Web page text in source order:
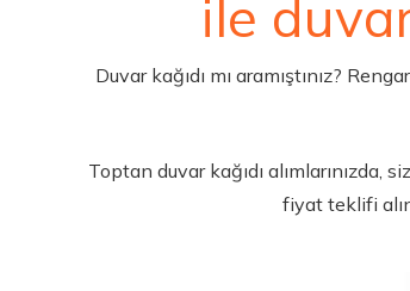
ile
Duvar kağıdı mı aramıştınız?
Toptan duvar kağıdı alımlarınızda,
fiyat teklifi